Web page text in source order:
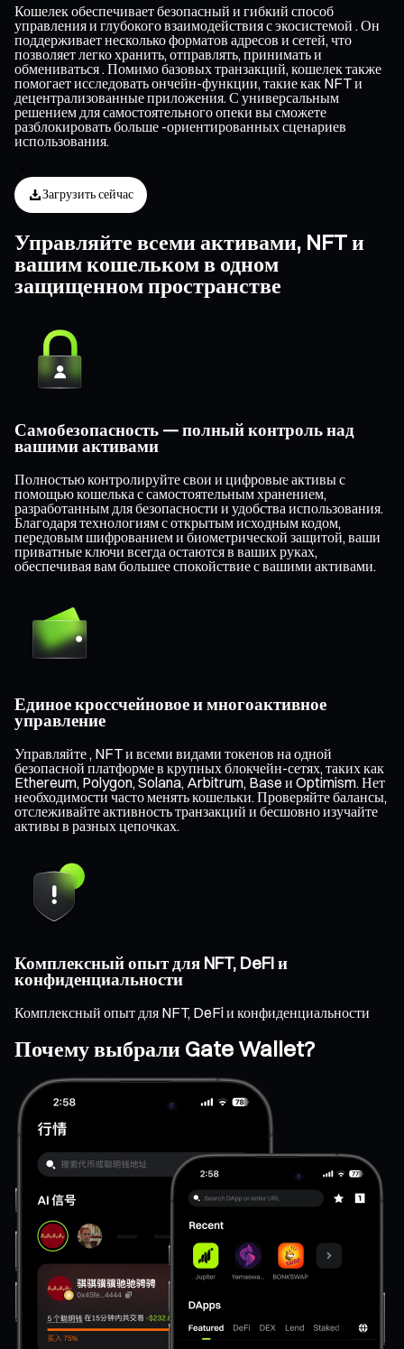
Кошелек обеспечивает безопасный и гибкий способ
управления и глубокого взаимодействия с экосистемой . Он
поддерживает несколько форматов адресов и сетей, что
позволяет легко хранить, отправлять, принимать и
обмениваться . Помимо базовых транзакций, кошелек также
помогает исследовать ончейн-функции, такие как NFT и
децентрализованные приложения. С универсальным
решением для самостоятельного опеки вы сможете
разблокировать больше -ориентированных сценариев
использования.
Загрузить сейчас
Управляйте всеми активами, NFT и
вашим кошельком в одном
защищенном пространстве
Самобезопасность — полный контроль над
вашими активами
Полностью контролируйте свои и цифровые активы с
помощью кошелька с самостоятельным хранением,
разработанным для безопасности и удобства использования.
Благодаря технологиям с открытым исходным кодом,
передовым шифрованием и биометрической защитой, ваши
приватные ключи всегда остаются в ваших руках,
обеспечивая вам большее спокойствие с вашими активами.
Единое кроссчейновое и многоактивное
управление
Управляйте , NFT и всеми видами токенов на одной
безопасной платформе в крупных блокчейн-сетях, таких как
Ethereum, Polygon, Solana, Arbitrum, Base и Optimism. Нет
необходимости часто менять кошельки. Проверяйте балансы,
отслеживайте активность транзакций и бесшовно изучайте
активы в разных цепочках.
Комплексный опыт для NFT, DeFi и
конфиденциальности
Комплексный опыт для NFT, DeFi и конфиденциальности
Почему выбрали Gate Wallet?